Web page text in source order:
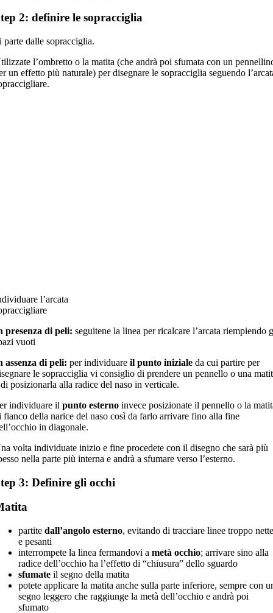
2: definire le sopracciglia
parte dalle sopracciglia.
l’ombretto o la matita (che andrà poi sfumata con un
un effetto più naturale) per disegnare le sopracciglia seguendo
l’arcata
presenza di peli:seguitene la linea per ricalcare l’arcata riempiendo
vuoti
assenza di peli: per individuareil punto inizialeda cui partire per
le sopracciglia vi consiglio di prendere un pennello o una
posizionarla alla radice del naso in verticale.
individuare ilpunto esterno invece posizionate il pennello o la
fianco della narice del naso così da farlo arrivare fino alla fine
in diagonale.
volta individuate inizio e fine procedete con il disegno che sarà più
nella parte più interna e andrà a sfumare verso l’esterno.
3: Definire gli occhi
partitedall’angolo esterno, evitando di tracciare linee troppo
e pesanti
interrompete la linea fermandovi ametà occhio; arrivare sino alla
radice dell’occhio ha l’effetto di “chiusura” dello sguardo
sfumate il segno della matita
potete applicare la matita anche sulla parte inferiore, sempre con
segno leggero che raggiunge la metà dell’occhio e andrà poi
sfumato